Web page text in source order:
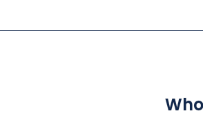
ფსიქოლოგიური